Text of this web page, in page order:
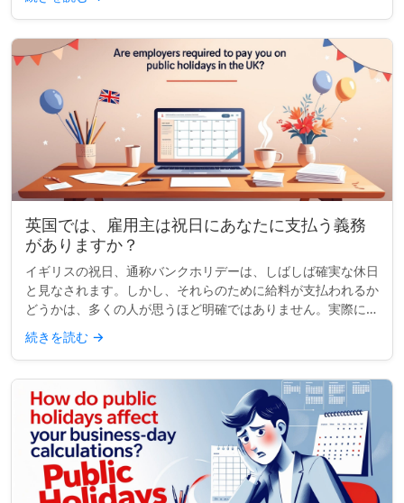
働いている場所...
英国では、雇用主は祝日にあなたに支払う義務
がありますか？
イギリスの祝日、通称バンクホリデーは、しばしば確実な休日
と見なされます。しかし、それらのために給料が支払われるか
どうかは、多くの人が思うほど明確ではありません。実際に
は、支払われるかどうか、または休みがもらえるかどうかは、
完全にあなたの契約...
続きを読む →